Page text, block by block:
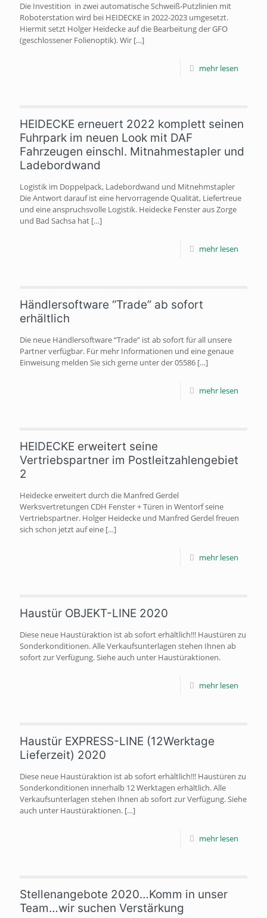
Die Investition in zwei automatische Schweiß-Putzlinien mit
Roboterstation wird bei HEIDECKE in 2022-2023 umgesetzt.
Hiermit setzt Holger Heidecke auf die Bearbeitung der GFO
(geschlossener Folienoptik). Wir […]
mehr lesen
HEIDECKE erneuert 2022 komplett seinen
Fuhrpark im neuen Look mit DAF
Fahrzeugen einschl. Mitnahmestapler und
Ladebordwand
Logistik im Doppelpack, Ladebordwand und Mitnehmstapler
Die Antwort darauf ist eine hervorragende Qualität, Liefertreue
und eine anspruchsvolle Logistik. Heidecke Fenster aus Zorge
und Bad Sachsa hat […]
mehr lesen
Händlersoftware “Trade” ab sofort
erhältlich
Die neue Händlersoftware “Trade” ist ab sofort für all unsere
Partner verfügbar. Für mehr Informationen und eine genaue
Einweisung melden Sie sich gerne unter der 05586 […]
mehr lesen
HEIDECKE erweitert seine
Vertriebspartner im Postleitzahlengebiet
2
Heidecke erweitert durch die Manfred Gerdel
Werksvertretungen CDH Fenster + Türen in Wentorf seine
Vertriebspartner. Holger Heidecke und Manfred Gerdel freuen
sich schon jetzt auf eine […]
mehr lesen
Haustür OBJEKT-LINE 2020
Diese neue Haustüraktion ist ab sofort erhältlich!!! Haustüren zu
Sonderkonditionen. Alle Verkaufsunterlagen stehen Ihnen ab
sofort zur Verfügung. Siehe auch unter Haustüraktionen.
mehr lesen
Haustür EXPRESS-LINE (12Werktage
Lieferzeit) 2020
Diese neue Haustüraktion ist ab sofort erhältlich!!! Haustüren zu
Sonderkonditionen innerhalb 12 Werktagen erhältlich. Alle
Verkaufsunterlagen stehen Ihnen ab sofort zur Verfügung. Siehe
auch unter Haustüraktionen. […]
mehr lesen
Stellenangebote 2020…Komm in unser
Team…wir suchen Verstärkung